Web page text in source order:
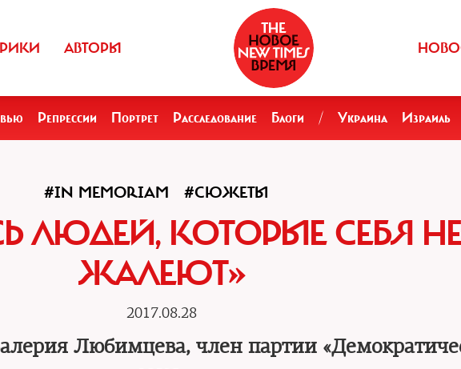
АВТОРЫ
Репрессии Портрет Расследование Блоги / Украина Израиль
#IN MEMORIAM #СЮЖЕТЫ
ЛЮДЕЙ, КОТОРЫЕ СЕБЯ
ЖАЛЕЮТ»
2017.08.28
Любимцева, член партии